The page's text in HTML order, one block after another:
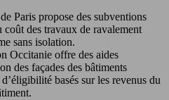
Paris propose des subventions
des travaux de ravalement
sans isolation.
Occitanie offre des aides
des façades des bâtiments
basés sur les revenus du